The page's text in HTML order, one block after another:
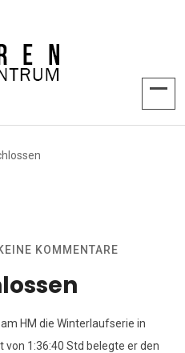
KOMMENTARE
HM die Winterlaufserie in
von 1:36:40 Std belegte er den